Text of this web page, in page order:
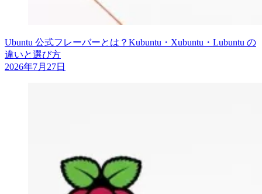
Ubuntu 公式フレーバーとは？Kubuntu・Xubuntu・Lubuntu の
違いと選び方
2026年7月27日